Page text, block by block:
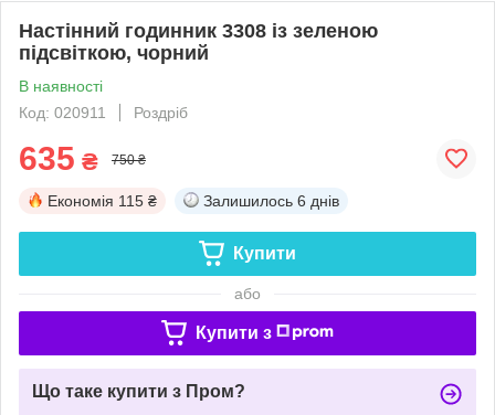
Настінний годинник 3308 із зеленою
підсвіткою, чорний
В наявності
Код: 020911
Роздріб
635 ₴ 750 ₴
Економія 115 ₴ Залишилось 6 днів
Купити
або
Купити з
Що таке купити з Пром?